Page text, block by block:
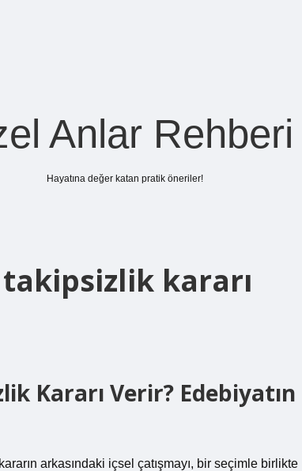
Anlar Rehberi
Hayatına değer katan pratik öneriler!
kararı
Kararı Verir? Edebiyatın
arkasındaki içsel çatışmayı, bir seçimle birlikte